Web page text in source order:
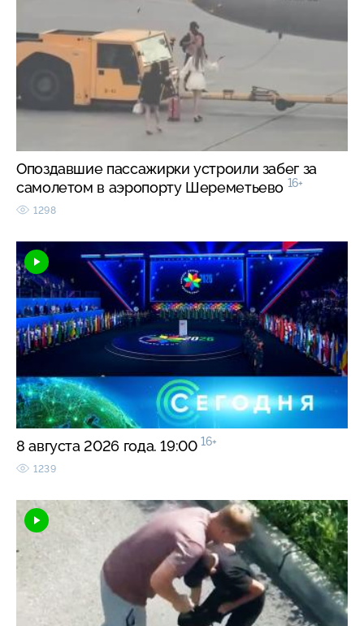
Опоздавшие пассажирки устроили забег за
самолетом в аэропорту Шереметьево 16+
1298
8 августа 2026 года. 19:00 16+
1239